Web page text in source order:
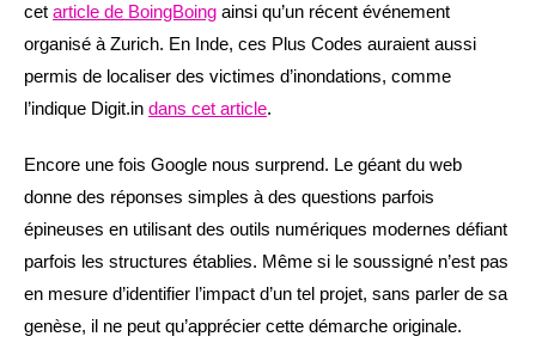
cet article de BoingBoing ainsi qu’un récent événement
organisé à Zurich. En Inde, ces Plus Codes auraient aussi
permis de localiser des victimes d’inondations, comme
l’indique Digit.in dans cet article.
Encore une fois Google nous surprend. Le géant du web
donne des réponses simples à des questions parfois
épineuses en utilisant des outils numériques modernes défiant
parfois les structures établies. Même si le soussigné n’est pas
en mesure d’identifier l’impact d’un tel projet, sans parler de sa
genèse, il ne peut qu’apprécier cette démarche originale.